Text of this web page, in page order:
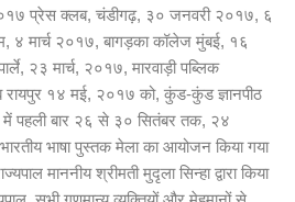
प्रेस क्लब, चंडीगढ़, ३० जनवरी २०१७, ६
४ मार्च २०१७, बागड़का कॉलेज मुंबई, १६
२३ मार्च, २०१७, मारवाड़ी पब्लिक
रायपुर १४ मई, २०१७ को, कुंड-कुंड ज्ञानपीठ
पहली बार २६ से ३० सितंबर तक, २४
भाषा पुस्तक मेला का आयोजन किया गया
माननीय श्रीमती मुदृला सिन्हा द्वारा किया